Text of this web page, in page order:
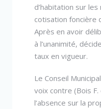
d’habitation sur
cotisation foncière
Après en avoir
à l’unanimité,
taux en vigueur.
Le Conseil
voix contre (Bois
l’absence sur la